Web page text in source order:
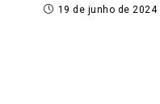
19 de junho de 2024